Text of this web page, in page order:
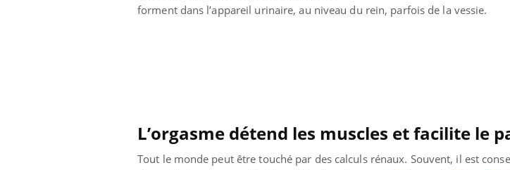
forment dans l’appareil urinaire, au niveau du rein, parfois de la vessie.
L’orgasme détend les muscles et facilite le
Tout le monde peut être touché par des calculs rénaux. Souvent, il est